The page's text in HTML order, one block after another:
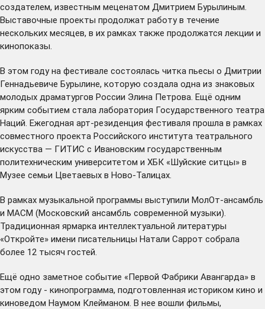
создателем, известным меценатом Дмитрием Бурылиным.
Выставочные проекты продолжат работу в течение
нескольких месяцев, в их рамках также продолжатся лекции и
кинопоказы.
В этом году на фестивале состоялась читка пьесы о Дмитрии
Геннадьевиче Бурылине, которую создала одна из знаковых
молодых драматургов России Элина Петрова. Ещё одним
ярким событием стала лаборатория Государственного театра
Наций. Ежегодная арт-резиденция фестиваля прошла в рамках
совместного проекта Российского института театрального
искусства — ГИТИС с Ивановским государственным
политехническим университетом и ХБК «Шуйские ситцы» в
Музее семьи Цветаевых в Ново-Талицах.
В рамках музыкальной программы выступили МолОт-ансамбль
и МАСМ (Московский ансамбль современной музыки).
Традиционная ярмарка интеллектуальной литературы
«Откройте» имени писательницы Натали Саррот собрала
более 12 тысяч гостей.
Ещё одно заметное событие «Первой Фабрики Авангарда» в
этом году - кинопрограмма, подготовленная историком кино и
киноведом Наумом Клейманом. В нее вошли фильмы,